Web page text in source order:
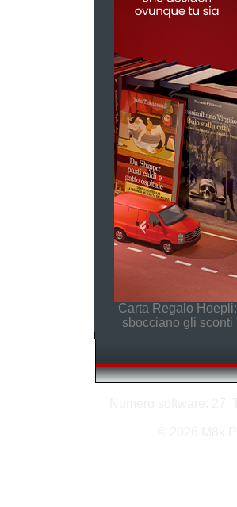
Carta Regalo Hoepli:
sbocciano gli sconti